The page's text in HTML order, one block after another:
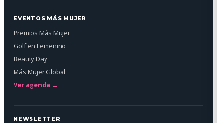
EVENTOS MÁS MUJER
Premios Más Mujer
Golf en Femenino
Beauty Day
Más Mujer Global
Ver agenda →
NEWSLETTER